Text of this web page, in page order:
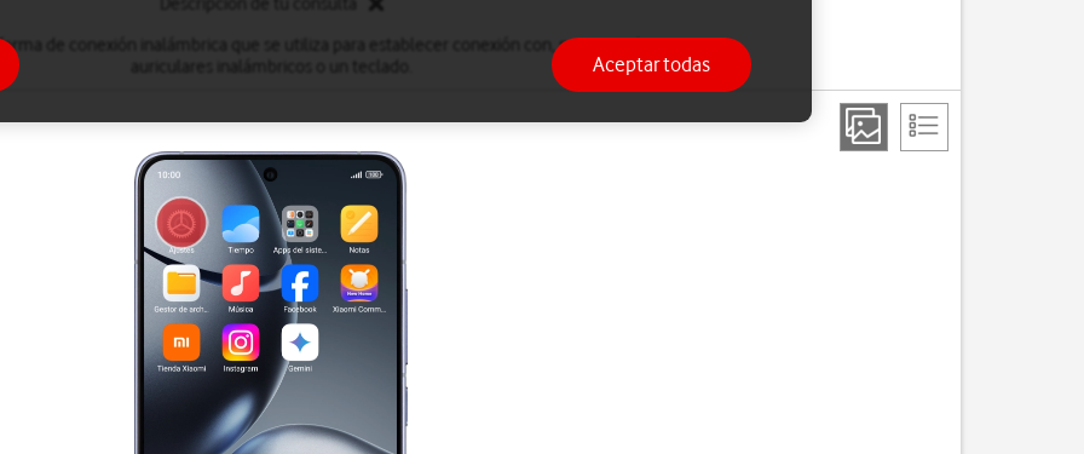
de conexión inalámbrica que se utiliza para establecer conexión con, por ejemplo, unos
Aceptar todas